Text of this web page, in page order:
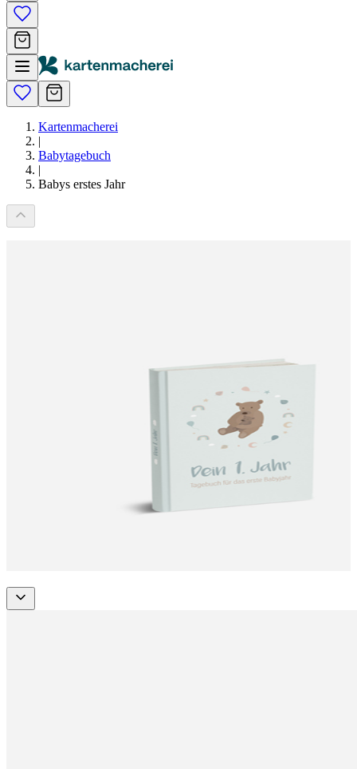
Kartenmacherei
|
Babytagebuch
|
Babys erstes Jahr